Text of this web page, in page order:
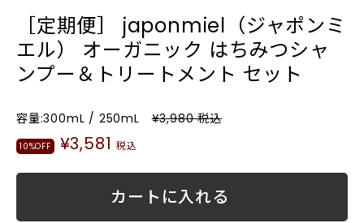
［定期便］ japonmiel（ジャポンミ
エル） オーガニック はちみつシャ
ンプー＆トリートメント セット
容量:300mL / 250mL ¥3,980税込
10%OFF ¥3,581税込
カートに入れる